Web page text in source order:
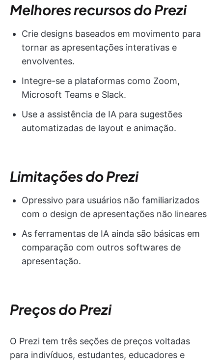
Melhores recursos do Prezi
Crie designs baseados em movimento para
tornar as apresentações interativas e
envolventes.
Integre-se a plataformas como Zoom,
Microsoft Teams e Slack.
Use a assistência de IA para sugestões
automatizadas de layout e animação.
Limitações do Prezi
Opressivo para usuários não familiarizados
com o design de apresentações não lineares
As ferramentas de IA ainda são básicas em
comparação com outros softwares de
apresentação.
Preços do Prezi
O Prezi tem três seções de preços voltadas
para indivíduos, estudantes, educadores e